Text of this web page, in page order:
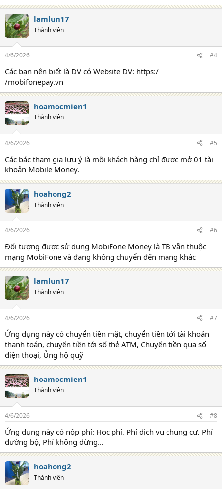
lamlun17
Thành viên
4/6/2026 #4
Các bạn nên biết là DV có Website DV: https:/
/mobifonepay.vn
hoamocmien1
Thành viên
4/6/2026 #5
Các bác tham gia lưu ý là mỗi khách hàng chỉ được mở 01 tài
khoản Mobile Money.
hoahong2
Thành viên
4/6/2026 #6
Đối tượng được sử dụng MobiFone Money là TB vẫn thuộc
mạng MobiFone và đang không chuyển đến mạng khác
lamlun17
Thành viên
4/6/2026 #7
Ứng dụng này có chuyển tiền mặt, chuyển tiền tới tài khoản
thanh toán, chuyển tiền tới số thẻ ATM, Chuyển tiền qua số
điện thoại, Ủng hộ quỹ
hoamocmien1
Thành viên
4/6/2026 #8
Ứng dụng này có nộp phí: Học phí, Phí dịch vụ chung cư, Phí
đường bộ, Phí không dừng…
hoahong2
Thành viên